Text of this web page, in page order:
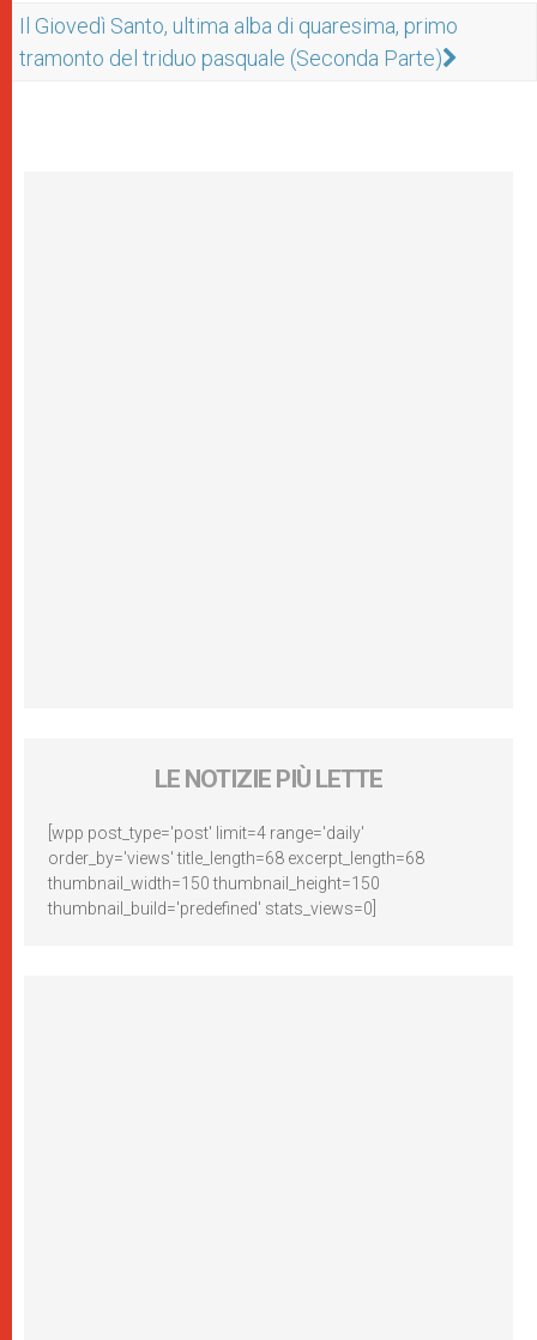
Il Giovedì Santo, ultima alba di quaresima, primo
tramonto del triduo pasquale (Seconda Parte)
LE NOTIZIE PIÙ LETTE
[wpp post_type='post' limit=4 range='daily'
order_by='views' title_length=68 excerpt_length=68
thumbnail_width=150 thumbnail_height=150
thumbnail_build='predefined' stats_views=0]